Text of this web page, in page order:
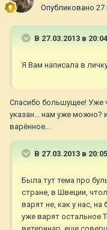
Опубликовано 27
В 27.03.2013 в
Я Вам написала в
Спасибо большущее! Уже
указан... нам уже можно?
варённое...
В 27.03.2013 в
Была тут тема про
стране, в Швеции,
варят не, как у нас,
уже варят